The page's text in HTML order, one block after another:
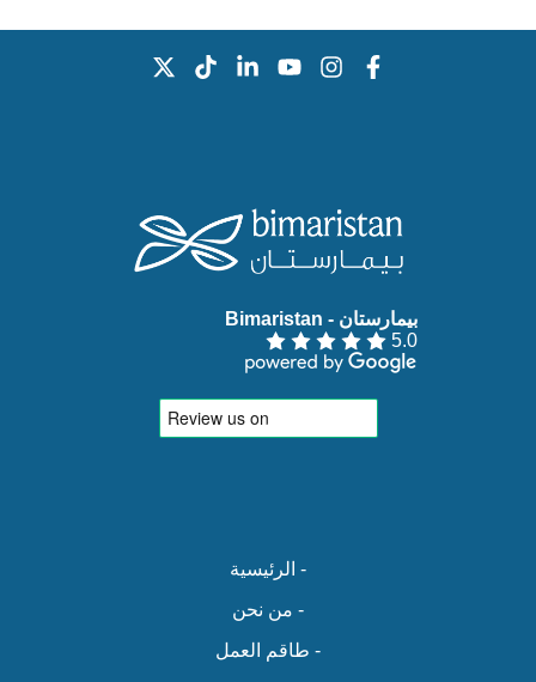
بيمارستان - Bimaristan‏
5.0
- الرئيسية
- من نحن
- طاقم العمل